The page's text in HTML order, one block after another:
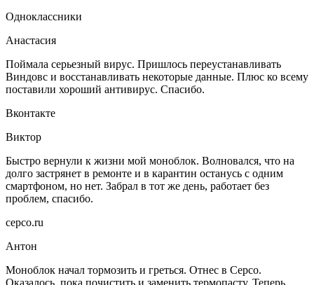
Одноклассники
Анастасия
Поймала серьезный вирус. Пришлось переустанавливать
Виндовс и восстанавливать некоторые данные. Плюс ко всему
поставили хороший антивирус. Спасибо.
Вконтакте
Виктор
Быстро вернули к жизни мой моноблок. Волновался, что на
долго застрянет в ремонте и в карантин останусь с одним
смартфоном, но нет. Забрал в тот же день, работает без
проблем, спасибо.
серсо.ru
Антон
Моноблок начал тормозить и греться. Отнес в Серсо.